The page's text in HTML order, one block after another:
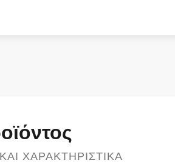
ΧΑΡΑΚΤΗΡΙΣΤΙΚΆ